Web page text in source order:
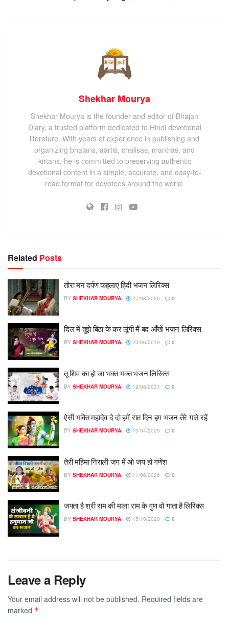
Shekhar Mourya
Shekhar Mourya is the founder and editor of Bhajan
Diary, a trusted platform dedicated to Hindi devotional
literature. With years of experience in publishing and
organizing bhajans, aartis, chalisas, mantras, and
kirtans, he is committed to preserving authentic
devotional content in a simple, accurate, and easy-to-
read format for devotees around the world.
Related Posts
​तोरा मन दर्पण कहलाए हिंदी भजन लिरिक्स
BY SHEKHAR MOURYA 27/08/2025 0
दिल में तुझे बिठा के कर लूंगी मैं बंद आँखें भजन लिरिक्स
BY SHEKHAR MOURYA 20/06/2019 0
तू शिव का हो जा भक्त भक्त भजन लिरिक्स
BY SHEKHAR MOURYA 12/08/2021 0
ऐसी भक्ति महादेव दे दो हमें रात दिन हम भजन तेरे गाते रहें
BY SHEKHAR MOURYA 13/04/2025 0
तेरी महिमा निराली जग में ओ जय हो गणेश
BY SHEKHAR MOURYA 11/06/2026 0
जपता है श्री राम की माला राम के गुण वो गाता है लिरिक्स
BY SHEKHAR MOURYA 15/10/2020 0
Leave a Reply
Your email address will not be published. Required fields are
marked *